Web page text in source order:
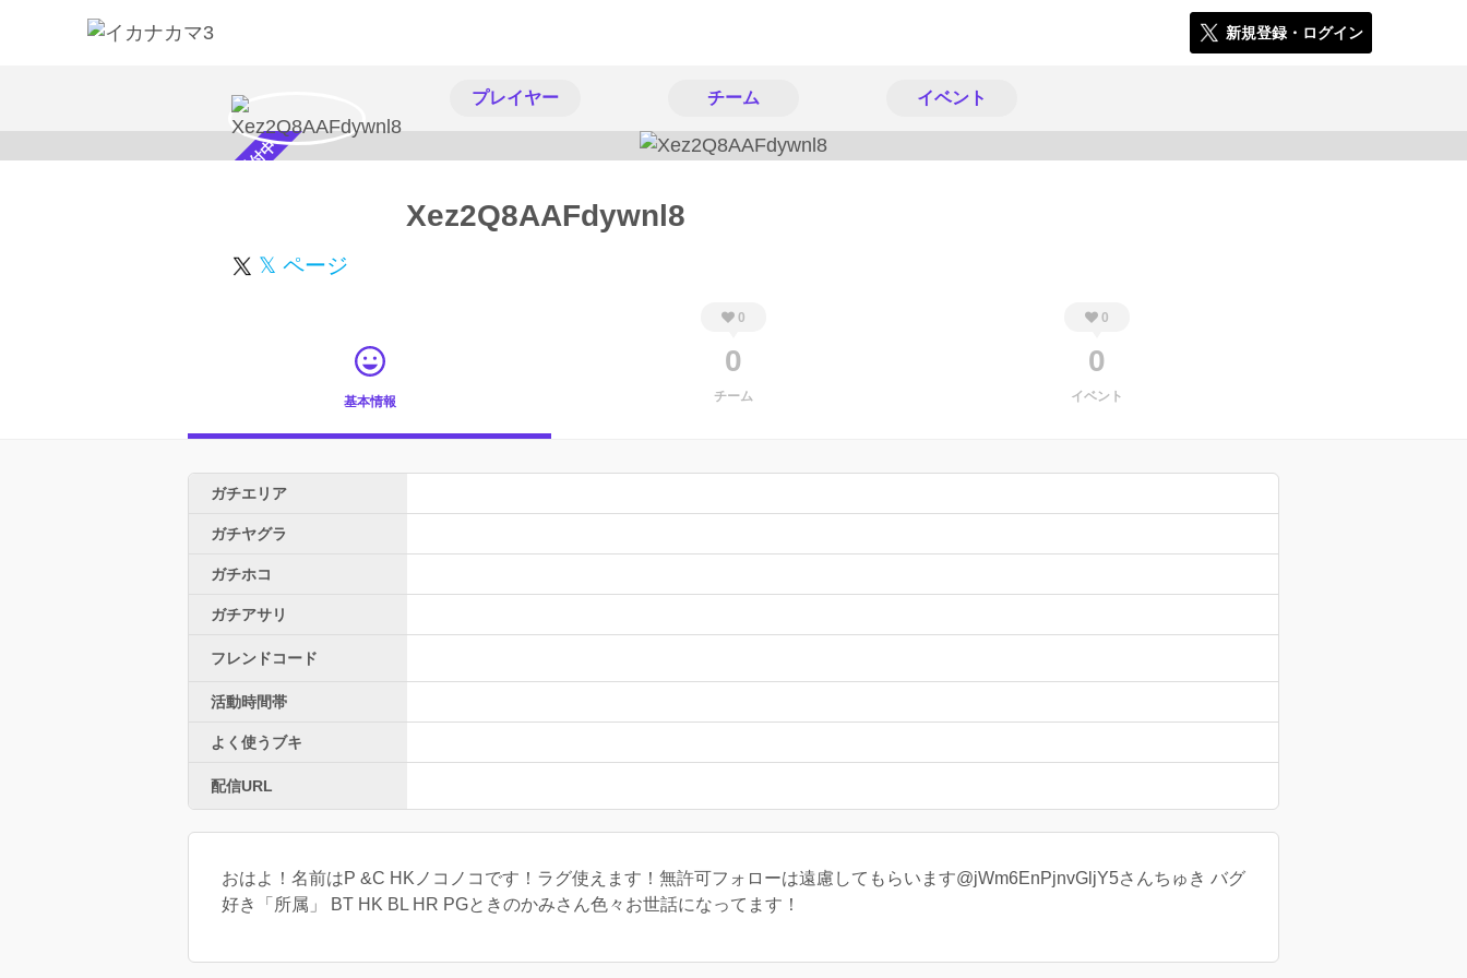
新規登録・ログイン
プレイヤー チーム イベント
スカウト受付中 Xez2Q8AAFdywnl8
𝕏 ページ
基本情報
0
0
チーム
0
0
イベント
ガチエリア
ガチヤグラ
ガチホコ
ガチアサリ
フレンドコード
活動時間帯
よく使うブキ
配信URL
おはよ！名前はP &C HKノコノコです！ラグ使えます！無許可フォローは遠慮してもらいます@jWm6EnPjnvGljY5さんちゅき バグ
好き「所属」 BT HK BL HR PGときのかみさん色々お世話になってます！